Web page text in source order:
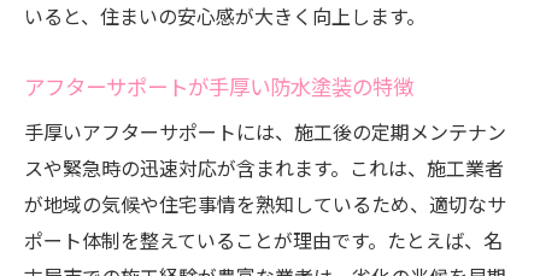
いると、住まいの安心感が大きく向上します。
アフターサポートが手厚い防水塗装の特徴
手厚いアフターサポートには、施工後の定期メンテナン
スや緊急時の迅速対応が含まれます。これは、施工業者
が地域の気候や住宅事情を熟知しているため、適切なサ
ポート体制を整えていることが理由です。たとえば、名